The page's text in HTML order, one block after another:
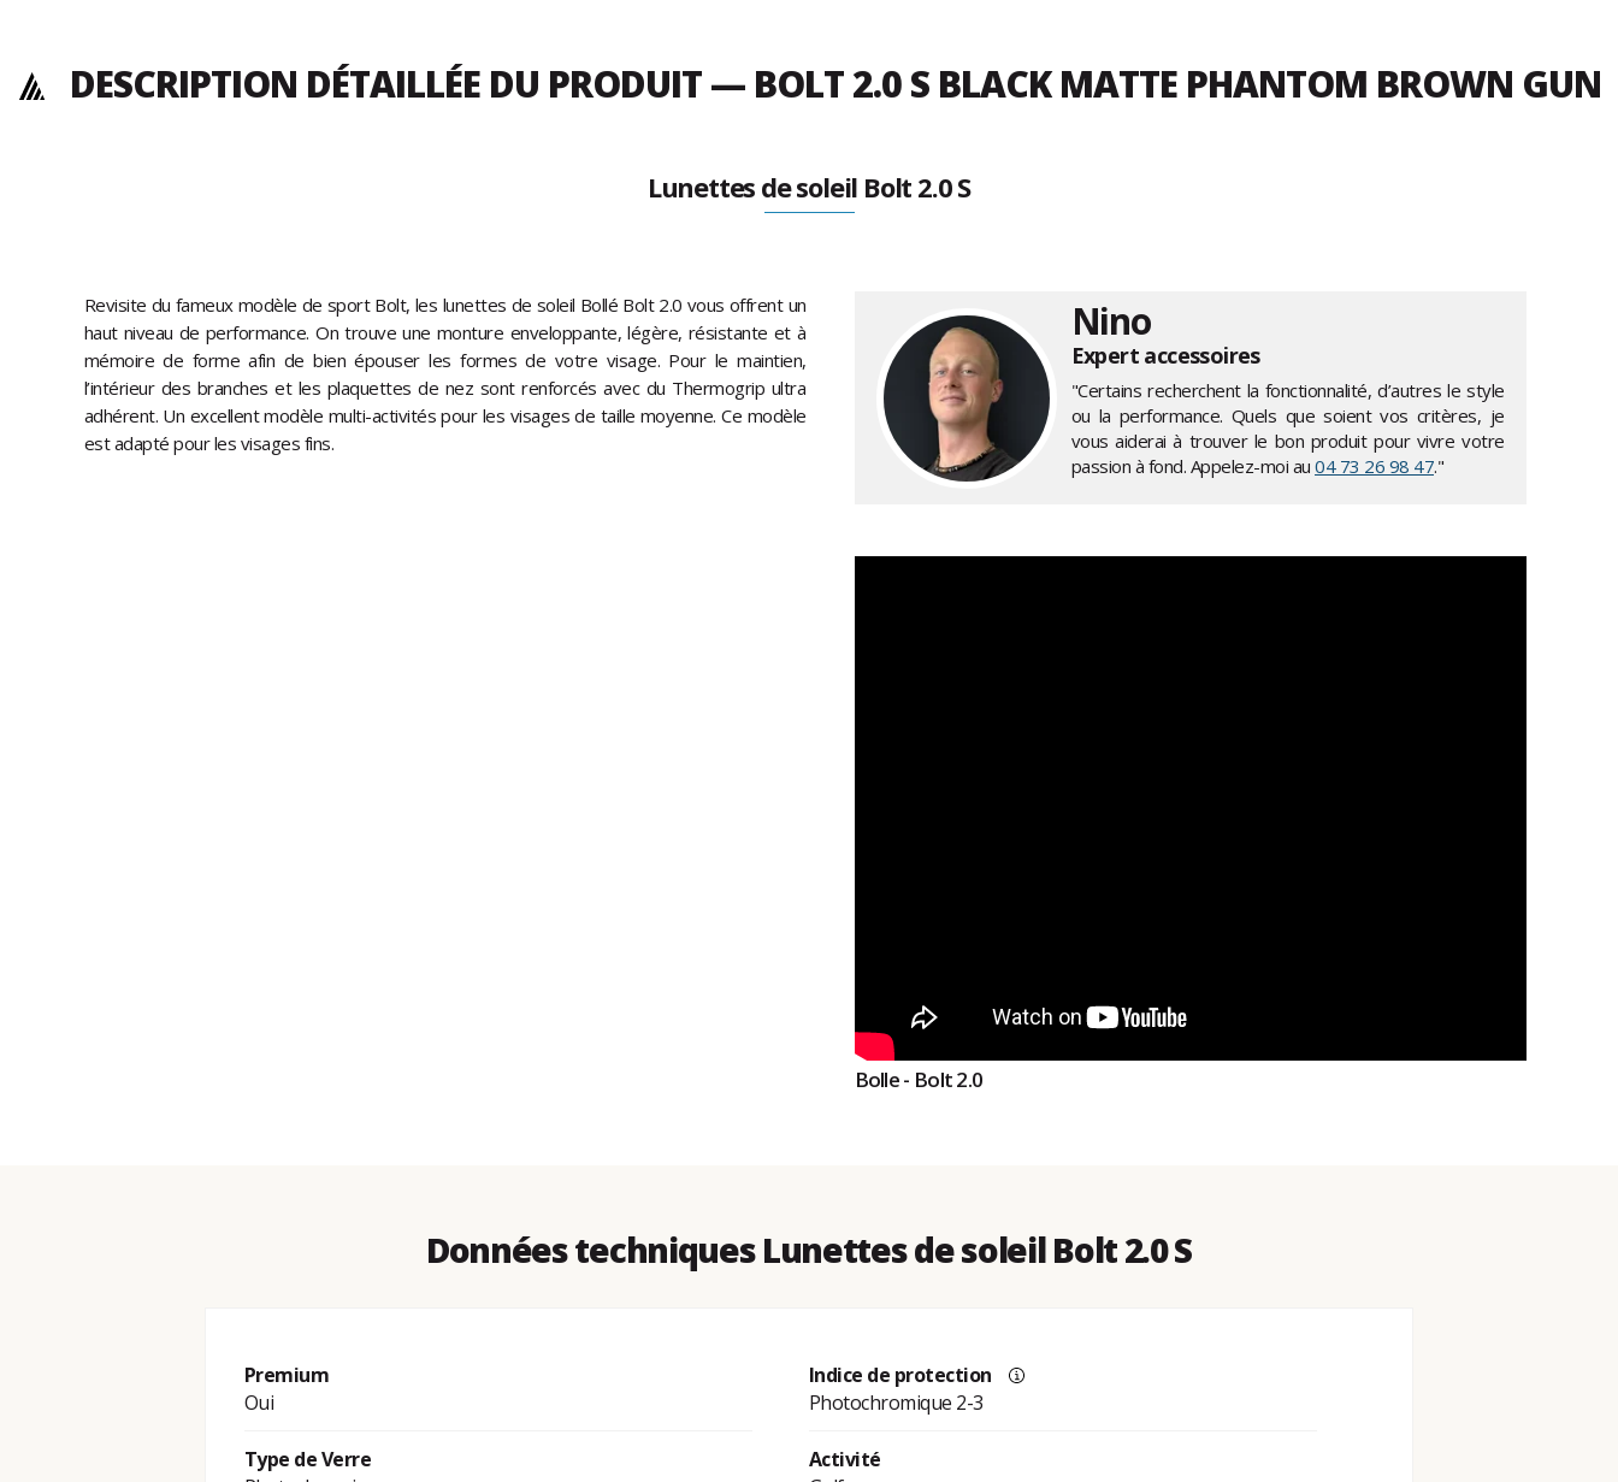
DESCRIPTION DÉTAILLÉE DU PRODUIT — BOLT 2.0 S BLACK MATTE PHANTOM BROWN GUN
Lunettes de soleil Bolt 2.0 S
Revisite du fameux modèle de sport Bolt, les lunettes de soleil Bollé Bolt 2.0 vous offrent un
haut niveau de performance. On trouve une monture enveloppante, légère, résistante et à
mémoire de forme afin de bien épouser les formes de votre visage. Pour le maintien,
l’intérieur des branches et les plaquettes de nez sont renforcés avec du Thermogrip ultra
adhérent. Un excellent modèle multi-activités pour les visages de taille moyenne. Ce modèle
est adapté pour les visages fins.
Nino
Expert accessoires
"Certains recherchent la fonctionnalité, d’autres le style
ou la performance. Quels que soient vos critères, je
vous aiderai à trouver le bon produit pour vivre votre
passion à fond. Appelez-moi au 04 73 26 98 47."
Bolle - Bolt 2.0
Données techniques Lunettes de soleil Bolt 2.0 S
Premium
Oui
Indice de protection
Photochromique 2-3
Type de Verre
Activité